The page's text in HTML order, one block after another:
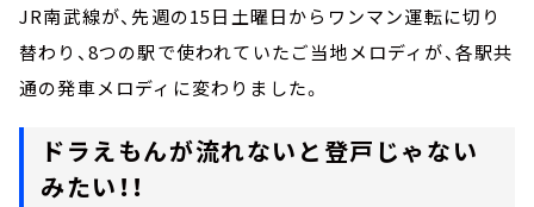
JR南武線が、先週の15日土曜日からワンマン運転に切り
替わり、8つの駅で使われていたご当地メロディが、各駅共
通の発車メロディに変わりました。
ドラえもんが流れないと登戸じゃない
みたい！！